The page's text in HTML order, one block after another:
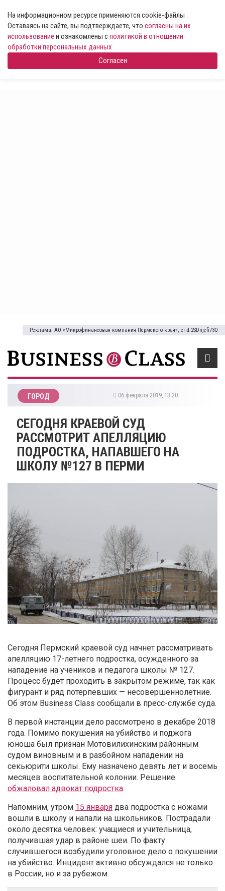
На информационном ресурсе применяются cookie-файлы .
Оставаясь на сайте, вы подтверждаете, что согласны на их
использование и ознакомлены сполитикой в отношении
обработки персональных данных
Согласен
Реклама: АО «Микрофинансовая компания Пермского края», erid:2SDnjcfi73Q
ГОРОД 06 февраля 2019, 13:20
СЕГОДНЯ КРАЕВОЙ СУД
РАССМОТРИТ АПЕЛЛЯЦИЮ
ПОДРОСТКА, НАПАВШЕГО НА
ШКОЛУ №127 В ПЕРМИ
Сегодня Пермский краевой суд начнет рассматривать
апелляцию 17-летнего подростка, осужденного за
нападение на учеников и педагога школы № 127.
Процесс будет проходить в закрытом режиме, так как
фигурант и ряд потерпевших — несовершеннолетние.
Об этом Business Class сообщали в пресс-службе суда.
В первой инстанции дело рассмотрено в декабре 2018
года. Помимо покушения на убийство и поджога
юноша был признан Мотовилихинским районным
судом виновным и в разбойном нападении на
секьюрити школы. Ему назначено девять лет и восемь
месяцев воспитательной колонии. Решение
обжаловал адвокат подростка.
Напомним, утром 15 января два подростка с ножами
вошли в школу и напали на школьников. Пострадали
около десятка человек: учащиеся и учительница,
получившая удар в районе шеи. По факту
случившегося возбудили уголовное дело о покушении
на убийство. Инцидент активно обсуждался не только
в России, но и за рубежом.